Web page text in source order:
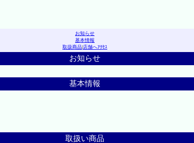
お知らせ
基本情報
取扱商品|店舗へｱｸｾｽ
お知らせ
基本情報
取扱い商品